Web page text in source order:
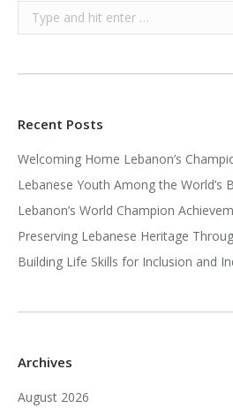
Search:
Recent Posts
Welcoming Home Lebanon’s
Lebanese Youth Among the World’s
Lebanon’s World Champion
Preserving Lebanese Heritage
Building Life Skills for Inclusion and
Archives
August 2026